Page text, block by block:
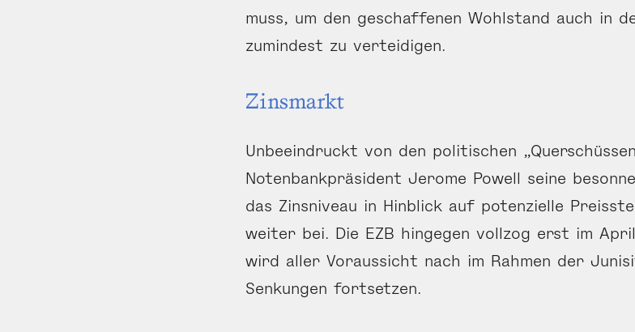
muss, um den geschaffenen Wohlstand auch in
zumindest zu verteidigen.
Zinsmarkt
Unbeeindruckt von den politischen
Notenbankpräsident Jerome Powell seine
das Zinsniveau in Hinblick auf potenzielle
weiter bei. Die EZB hingegen vollzog erst im
wird aller Voraussicht nach im Rahmen der
Senkungen fortsetzen.